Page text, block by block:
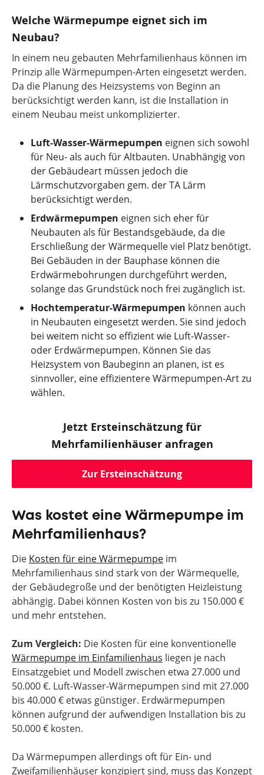
Welche Wärmepumpe eignet sich im
Neubau?
In einem neu gebauten Mehrfamilienhaus können im
Prinzip alle Wärmepumpen-Arten eingesetzt werden.
Da die Planung des Heizsystems von Beginn an
berücksichtigt werden kann, ist die Installation in
einem Neubau meist unkomplizierter.
Luft-Wasser-Wärmepumpen eignen sich sowohl
für Neu- als auch für Altbauten. Unabhängig von
der Gebäudeart müssen jedoch die
Lärmschutzvorgaben gem. der TA Lärm
berücksichtigt werden.
Erdwärmepumpen eignen sich eher für
Neubauten als für Bestandsgebäude, da die
Erschließung der Wärmequelle viel Platz benötigt.
Bei Gebäuden in der Bauphase können die
Erdwärmebohrungen durchgeführt werden,
solange das Grundstück noch frei zugänglich ist.
Hochtemperatur-Wärmepumpen können auch
in Neubauten eingesetzt werden. Sie sind jedoch
bei weitem nicht so effizient wie Luft-Wasser-
oder Erdwärmepumpen. Können Sie das
Heizsystem von Baubeginn an planen, ist es
sinnvoller, eine effizientere Wärmepumpen-Art zu
wählen.
Jetzt Ersteinschätzung für
Mehrfamilienhäuser anfragen
Zur Ersteinschätzung
Was kostet eine Wärmepumpe im
Mehrfamilienhaus?
Die Kosten für eine Wärmepumpe im
Mehrfamilienhaus sind stark von der Wärmequelle,
der Gebäudegroße und der benötigten Heizleistung
abhängig. Dabei können Kosten von bis zu 150.000 €
und mehr entstehen.
Zum Vergleich: Die Kosten für eine konventionelle
Wärmepumpe im Einfamilienhaus liegen je nach
Einsatzgebiet und Modell zwischen etwa 27.000 und
50.000 €. Luft-Wasser-Wärmepumpen sind mit 27.000
bis 40.000 € etwas günstiger. Erdwärmepumpen
können aufgrund der aufwendigen Installation bis zu
50.000 € kosten.
Da Wärmepumpen allerdings oft für Ein- und
Zweifamilienhäuser konzipiert sind, muss das Konzept